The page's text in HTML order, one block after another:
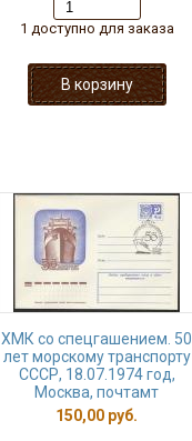
1 доступно для заказа
ХМК со спецгашением. 50
лет морскому транспорту
СССР, 18.07.1974 год,
Москва, почтамт
150,00 руб.